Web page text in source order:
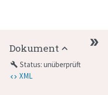
Dokument
build Status: unüberprüft
XML